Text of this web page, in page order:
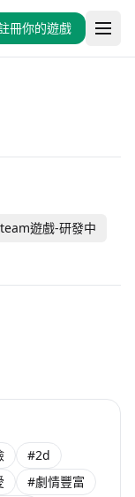
冊你的遊戲
遊戲-研發中
#獨立製作
隊：突破重圍
#2d
#劇情豐富